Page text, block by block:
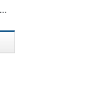
黄文治 贾牧耕：组织转型视域下中共安徽省临时委员会的“两建两废”（1927—1931）